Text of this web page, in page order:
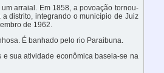
arraial. Em 1858, a povoação tornou-
distrito, integrando o município de Juiz
de 1962.
É banhado pelo rio Paraibuna.
sua atividade econômica baseia-se na